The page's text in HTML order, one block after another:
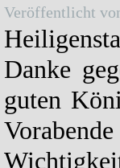
Veröffentlicht
Danke
guten